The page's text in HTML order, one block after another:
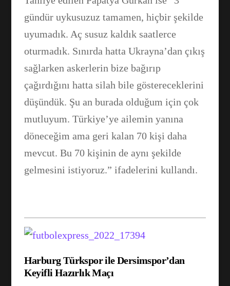
gündür uykusuzuz tamamen, hiçbir şekilde
uyumadık. Aç susuz kaldık saatlerce
oturmadık. Sınırda hatta Ukrayna’dan çıkış
sağlarken askerlerin bize bağırıp
çağırdığını hatta silah bile göstereceklerini
düşündük. Şu an burada olduğum için çok
mutluyum. Türkiye’ye ailemin yanına
döneceğim ama geri kalan 70 kişi daha
mevcut. Bu 70 kişinin de aynı şekilde
gelmesini istiyoruz.” ifadelerini kullandı.
Harburg Türkspor ile Dersimspor’dan
Keyifli Hazırlık Maçı